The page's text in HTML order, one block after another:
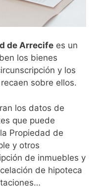
deArrecife es un
los bienes
y los
sobre ellos.
los datos de
que puede
Propiedad de
y otros
de inmuebles y
de hipoteca